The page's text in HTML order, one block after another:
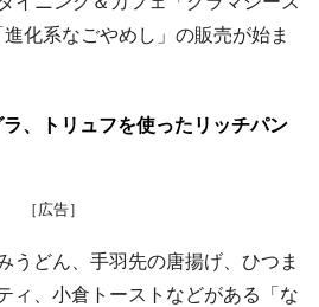
化系なごやめし」の販売が始ま
、トリュフを使ったリッチパン
［広告］
どん、手羽先の唐揚げ、ひつま
ィ、小倉トーストなどがある「な